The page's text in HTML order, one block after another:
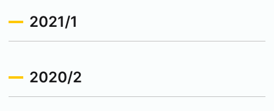
2021/1
2020/2